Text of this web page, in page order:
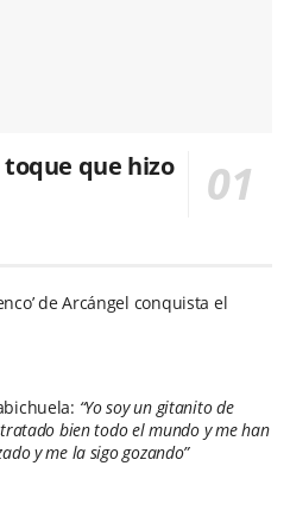
que hizo
de Arcángel conquista el
“Yo soy un gitanito de
bien todo el mundo y me han
y me la sigo gozando”